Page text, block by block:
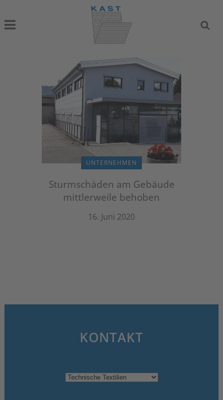
UNTERNEHMEN
Sturmschäden am Gebäude
mittlerweile behoben
16. Juni 2020
KONTAKT